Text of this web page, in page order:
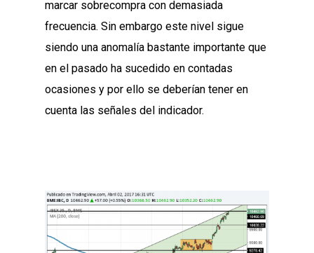
marcar sobrecompra con demasiada
frecuencia. Sin embargo este nivel sigue
siendo una anomalía bastante importante que
en el pasado ha sucedido en contadas
ocasiones y por ello se deberían tener en
cuenta las señales del indicador.